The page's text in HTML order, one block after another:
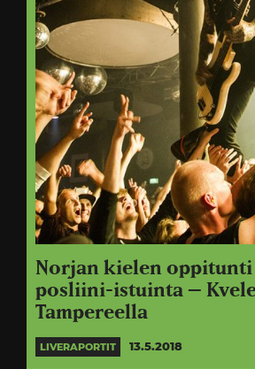
Norjan kielen oppitunti
posliini-istuinta –
Tampereella
LIVERAPORTIT 13.5.2018